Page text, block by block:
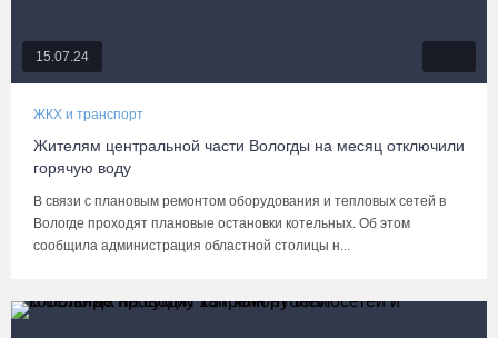
15.07.24
ЖКХ и транспорт
Жителям центральной части Вологды на месяц отключили
горячую воду
В связи с плановым ремонтом оборудования и тепловых сетей в
Вологде проходят плановые остановки котельных. Об этом
сообщила администрация областной столицы н...